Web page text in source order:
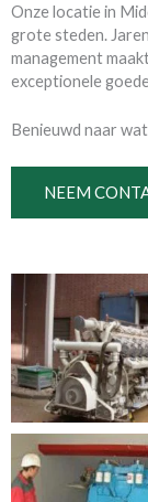
Onze locatie in
grote steden.
management
exceptionele
Benieuwd naar
NEEM